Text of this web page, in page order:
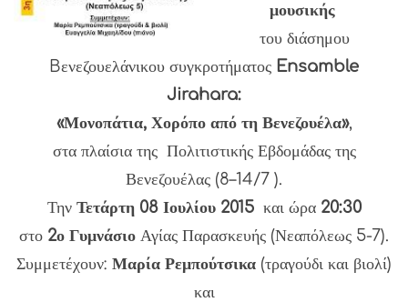
μουσικής
του διάσημου
Bενεζουελάνικου συγκροτήματος Ensamble
Jirahara:
«Μονοπάτια, Χορόπο από τη Βενεζουέλα»,
στα πλαίσια της Πολιτιστικής Εβδομάδας της
Βενεζουέλας (8–14/7 ).
Την Τετάρτη 08 Ιουλίου 2015και ώρα 20:30
στο 2ο Γυμνάσιο Αγίας Παρασκευής (Νεαπόλεως 5-7).
Συμμετέχουν: Μαρία Ρεμπούτσικα (τραγούδι και βιολί)
και